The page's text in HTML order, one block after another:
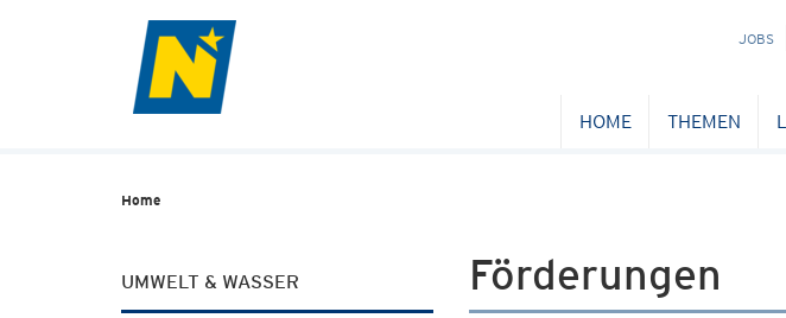
NAVIGATION
JOBS
HOME THEMEN
Home
UMWELT & WASSER Förderungen